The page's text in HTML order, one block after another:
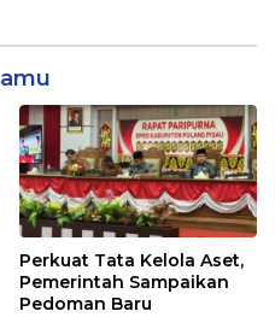
Perkuat Tata Kelola Aset,
Pemerintah Sampaikan
Pedoman Baru